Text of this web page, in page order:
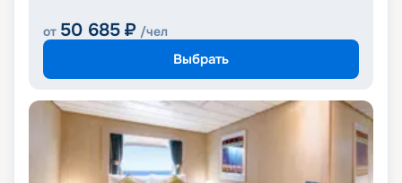
от 50 685 ₽ /чел
Выбрать